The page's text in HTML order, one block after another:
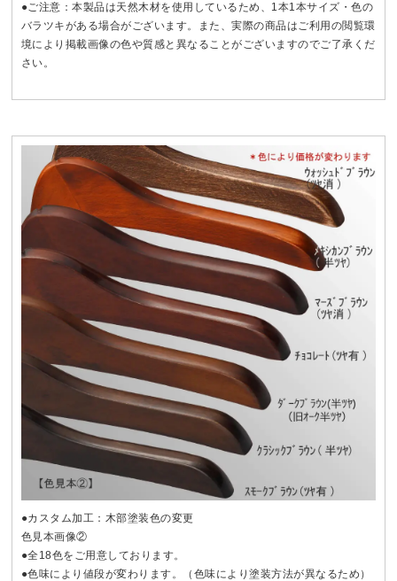
●ご注意：本製品は天然木材を使用しているため、1本1本サイズ・色の
バラツキがある場合がございます。また、実際の商品はご利用の閲覧環
境により掲載画像の色や質感と異なることがございますのでご了承くだ
さい。
●カスタム加工：木部塗装色の変更
色見本画像②
●全18色をご用意しております。
●色味により値段が変わります。（色味により塗装方法が異なるため）